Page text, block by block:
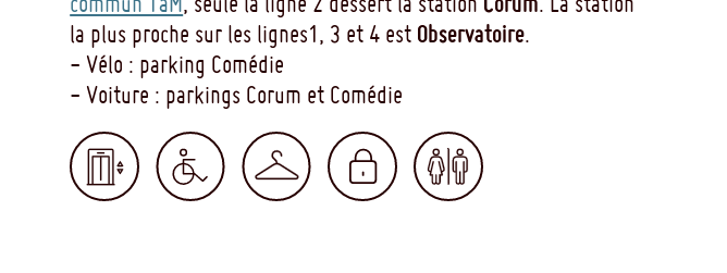
la plus proche sur les lignes1, 3 et 4 est Observatoire.
- Vélo : parking Comédie
- Voiture : parkings Corum et Comédie